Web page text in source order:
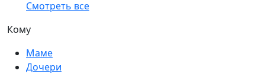
Смотреть все
Кому
Маме
Дочери